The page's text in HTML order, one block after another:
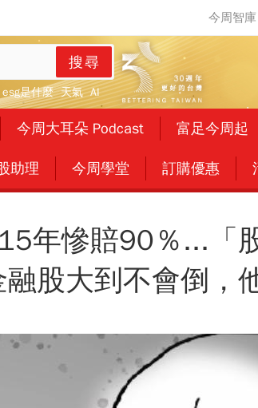
搜尋
esg是什麼 天氣 AI
今周大耳朵 Podcast 富足今周起
助理 今周學堂 訂購優惠
年慘賠90％...「
股大到不會倒，